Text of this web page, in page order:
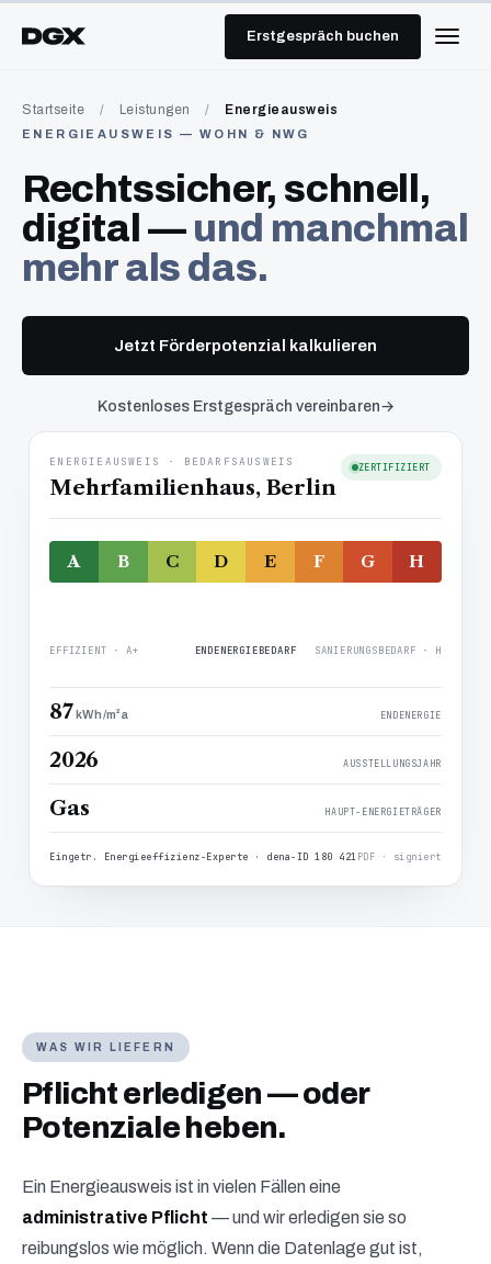
Erstgespräch buchen
Startseite / Leistungen / Energieausweis
ENERGIEAUSWEIS — WOHN & NWG
Rechtssicher, schnell,
digital — und manchmal
mehr als das.
Jetzt Förderpotenzial kalkulieren
Kostenloses Erstgespräch vereinbaren
ENERGIEAUSWEIS · BEDARFSAUSWEIS
Mehrfamilienhaus, Berlin
ZERTIFIZIERT
A B C D E F G H
EFFIZIENT · A+
ENDENERGIEBEDARF SANIERUNGSBEDARF · H
87kWh/m²a ENDENERGIE
2026 AUSSTELLUNGSJAHR
Gas HAUPT-ENERGIETRÄGER
Eingetr. Energieeffizienz-Experte · dena-ID 180 421PDF · signiert
WAS WIR LIEFERN
Pflicht erledigen — oder
Potenziale heben.
Ein Energieausweis ist in vielen Fällen eine
administrative Pflicht — und wir erledigen sie so
reibungslos wie möglich. Wenn die Datenlage gut ist,